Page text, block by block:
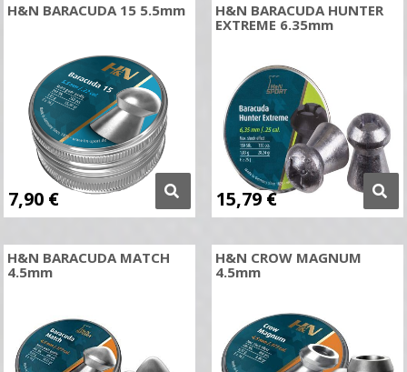
H&N BARACUDA 15 5.5mm
7,90 €
H&N BARACUDA HUNTER
EXTREME 6.35mm
15,79 €
H&N BARACUDA MATCH
4.5mm
H&N CROW MAGNUM
4.5mm